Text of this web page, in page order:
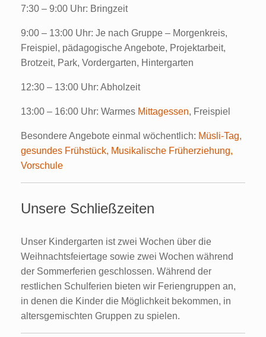
7:30 – 9:00 Uhr: Bringzeit
9:00 – 13:00 Uhr: Je nach Gruppe – Morgenkreis,
Freispiel, pädagogische Angebote, Projektarbeit,
Brotzeit, Park, Vordergarten, Hintergarten
12:30 – 13:00 Uhr: Abholzeit
13:00 – 16:00 Uhr: Warmes Mittagessen, Freispiel
Besondere Angebote einmal wöchentlich: Müsli-Tag,
gesundes Frühstück, Musikalische Früherziehung,
Vorschule
Unsere Schließzeiten
Unser Kindergarten ist zwei Wochen über die
Weihnachtsfeiertage sowie zwei Wochen während
der Sommerferien geschlossen. Während der
restlichen Schulferien bieten wir Feriengruppen an,
in denen die Kinder die Möglichkeit bekommen, in
altersgemischten Gruppen zu spielen.